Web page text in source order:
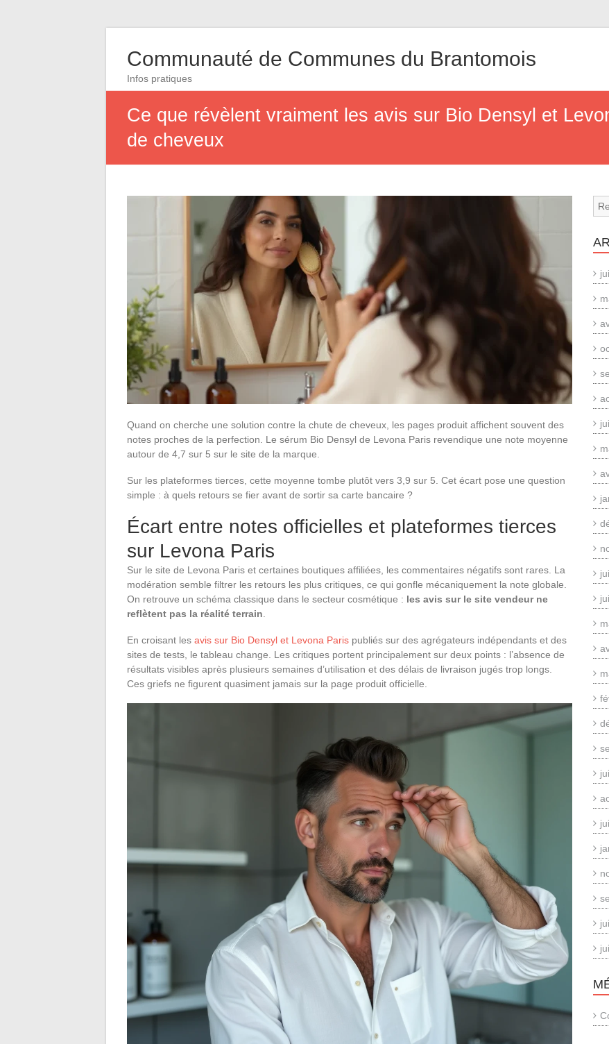
Communauté de Communes du Brantomois
Infos pratiques
Ce que révèlent vraiment les avis sur Bio Densyl et
de cheveux
Quand on cherche une solution contre la chute de cheveux, les pages produit affichent souvent des
notes proches de la perfection. Le sérum Bio Densyl de Levona Paris revendique une note moyenne
autour de 4,7 sur 5 sur le site de la marque.
Sur les plateformes tierces, cette moyenne tombe plutôt vers 3,9 sur 5. Cet écart pose une question
simple : à quels retours se fier avant de sortir sa carte bancaire ?
Écart entre notes officielles et plateformes tierces
sur Levona Paris
Sur le site de Levona Paris et certaines boutiques affiliées, les commentaires négatifs sont rares. La
modération semble filtrer les retours les plus critiques, ce qui gonfle mécaniquement la note globale.
On retrouve un schéma classique dans le secteur cosmétique : les avis sur le site vendeur ne
reflètent pas la réalité terrain
En croisant les avis sur Bio Densyl et Levona Paris publiés sur des agrégateurs indépendants et des
sites de tests, le tableau change. Les critiques portent principalement sur deux points : l’absence de
résultats visibles après plusieurs semaines d’utilisation et des délais de livraison jugés trop longs.
Ces griefs ne figurent quasiment jamais sur la page produit officielle.